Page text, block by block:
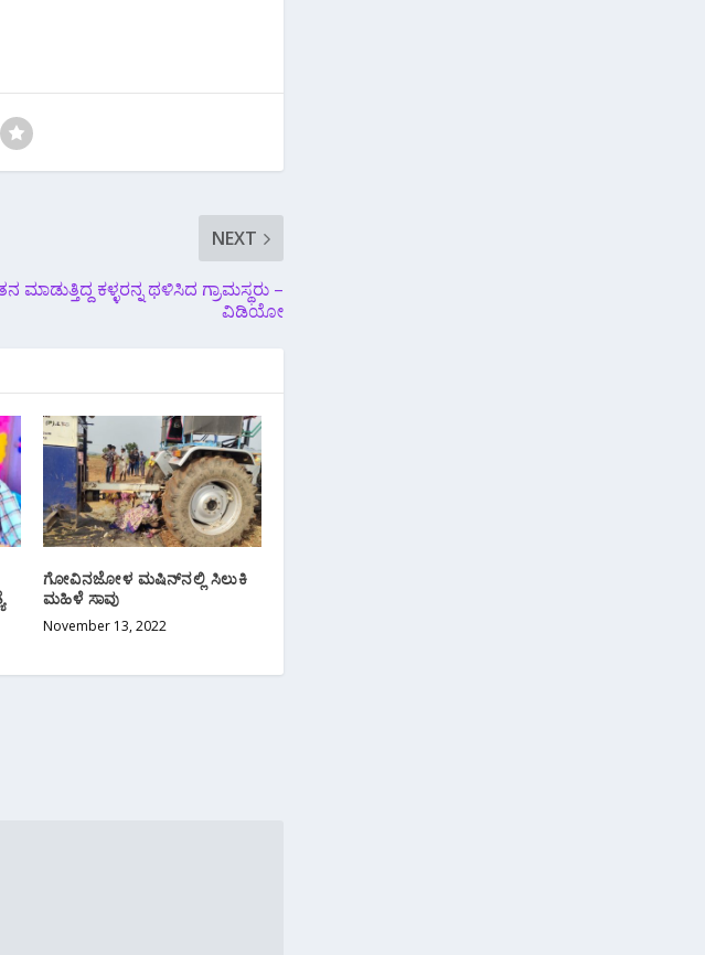
NEXT
ಮಾಡುತ್ತಿದ್ದ ಕಳ್ಳರನ್ನ ಥಳಿಸಿದ ಗ್ರಾಮಸ್ಥರು –
ವಿಡಿಯೋ
ಗೋವಿನಜೋಳ ಮಷಿನ್‌ನಲ್ಲಿ ಸಿಲುಕಿ
ಮಹಿಳೆ ಸಾವು
November 13, 2022